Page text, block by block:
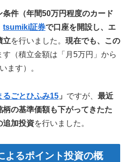
条件（年間50万円程度のカード
tsumiki証券で口座を開設し、エ
立を行いました。 現在でも、この
す（積立金額は「月5万円」から
ます）。
るごとひふみ15 」 ですが、 最近
の基準価額も下がってきたた
追加投資を行いました。
よるポイント投資の概